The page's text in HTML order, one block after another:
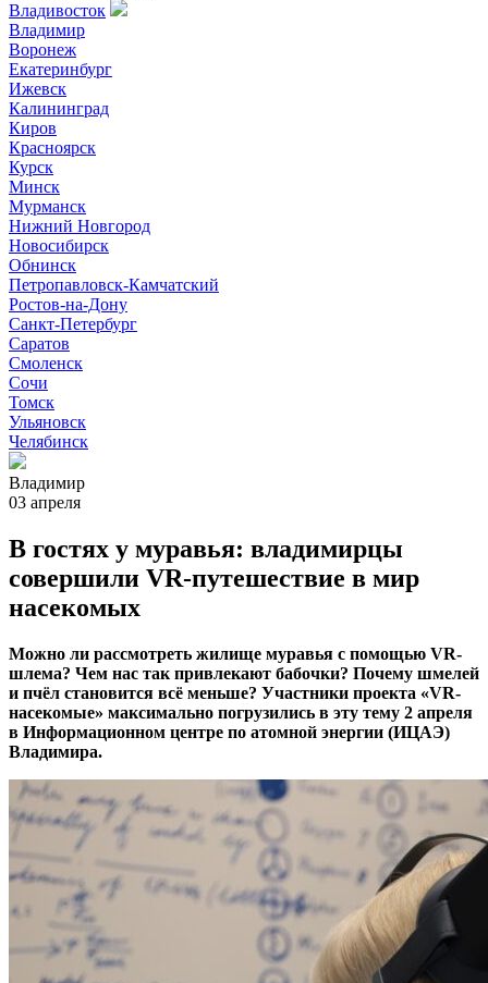
Владивосток
Владимир
Воронеж
Екатеринбург
Ижевск
Калининград
Киров
Красноярск
Курск
Минск
Мурманск
Нижний Новгород
Новосибирск
Обнинск
Петропавловск-Камчатский
Ростов-на-Дону
Санкт-Петербург
Саратов
Смоленск
Сочи
Томск
Ульяновск
Челябинск
Владимир
03 апреля
В гостях у муравья: владимирцы
совершили VR-путешествие в мир
насекомых
Можно ли рассмотреть жилище муравья с помощью VR-
шлема? Чем нас так привлекают бабочки? Почему шмелей
и пчёл становится всё меньше? Участники проекта «VR-
насекомые» максимально погрузились в эту тему 2 апреля
в Информационном центре по атомной энергии (ИЦАЭ)
Владимира.